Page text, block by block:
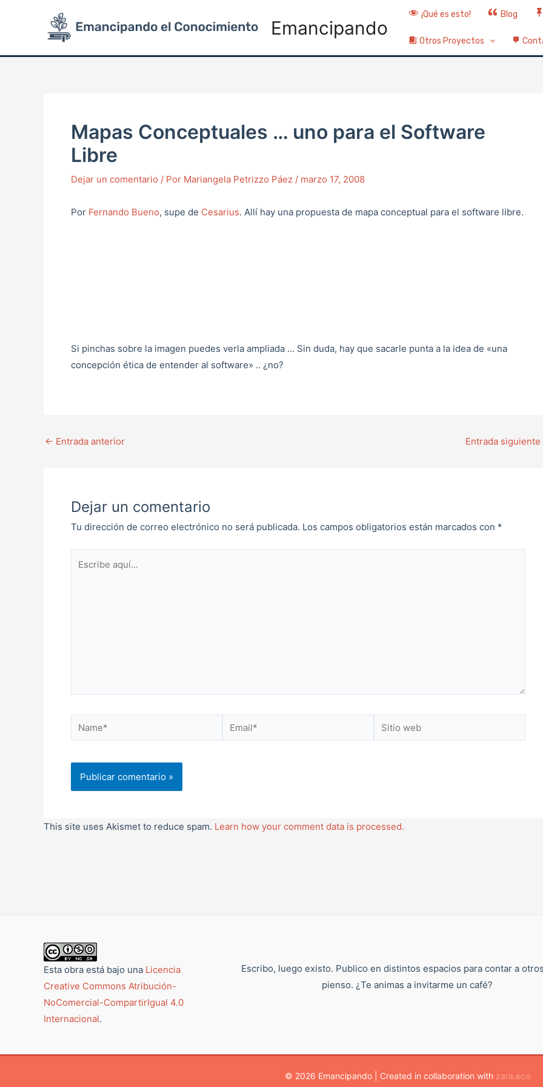
Emancipando
¡Qué es esto! Blog
Otros Proyectos
Mapas Conceptuales … uno para el Software
Libre
Dejar un comentario / Por Mariangela Petrizzo Páez / marzo 17, 2008
Por Fernando Bueno, supe de Cesarius. Allí hay una propuesta de mapa conceptual para el software libre.
Si pinchas sobre la imagen puedes verla ampliada … Sin duda, hay que sacarle punta a la idea de «una
concepción ética de entender al software» .. ¿no?
navigation
← Entrada anterior Entrada siguiente
Dejar un comentario
Tu dirección de correo electrónico no será publicada. Los campos obligatorios están marcados con *
Name* Email*
Sitio
web
This site uses Akismet to reduce spam. Learn how your comment data is processed.
Esta obra está bajo una Licencia
Creative Commons Atribución-
NoComercial-CompartirIgual 4.0
Internacional.
Escribo, luego existo. Publico en distintos espacios para contar a
pienso. ¿Te animas a invitarme un café?
© 2026 Emancipando | Created in collaboration with zara.eco